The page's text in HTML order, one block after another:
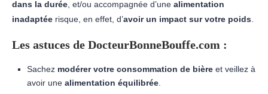
dans la durée , et/ou accompagnée d’une alimentation
inadaptée risque, en effet, d’avoir un impact sur votre poids
Les astuces de DocteurBonneBouffe.com :
Sachez modérer votre consommation de bière et veillez à
avoir une alimentation équilibrée